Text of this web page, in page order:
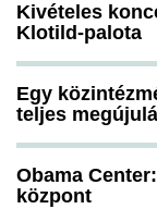
Kivételes
Klotild-palota
Egy
teljes
Obama
központ